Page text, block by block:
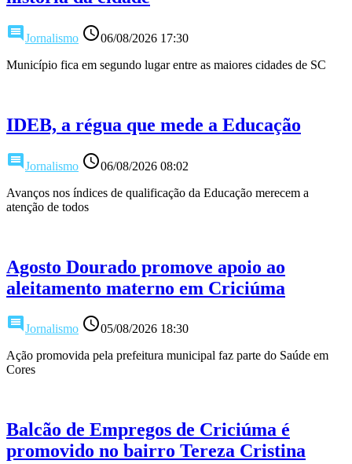
comment Jornalismo access_time06/08/2026 17:30
Município fica em segundo lugar entre as maiores cidades de SC
IDEB, a régua que mede a Educação
comment Jornalismo access_time06/08/2026 08:02
Avanços nos índices de qualificação da Educação merecem a
atenção de todos
Agosto Dourado promove apoio ao
aleitamento materno em Criciúma
comment Jornalismo access_time05/08/2026 18:30
Ação promovida pela prefeitura municipal faz parte do Saúde em
Cores
Balcão de Empregos de Criciúma é
promovido no bairro Tereza Cristina